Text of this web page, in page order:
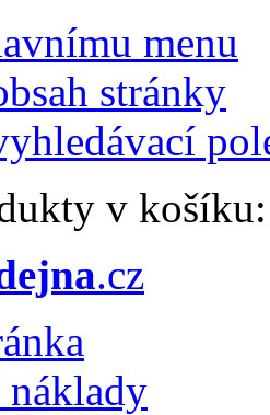
menu
stránky
v
.cz
náklady